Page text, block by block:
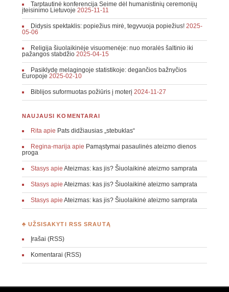
Tarptautinė konferencija Seime dėl humanistinių ceremonijų
įteisinimo Lietuvoje 2025-11-11
Didysis spektaklis: popiežius mirė, tegyvuoja popiežius! 2025-
05-06
Religija šiuolaikinėje visuomenėje: nuo moralės šaltinio iki
pažangos stabdžio 2025-04-15
Pasiklydę melagingoje statistikoje: degančios bažnyčios
Europoje 2025-02-10
Biblijos suformuotas požiūris į moterį 2024-11-27
NAUJAUSI KOMENTARAI
Ritaapie Pats didžiausias „stebuklas“
Regina-marijaapie Pamąstymai pasaulinės ateizmo dienos
proga
Stasysapie Ateizmas: kas jis? Šiuolaikinė ateizmo samprata
Stasysapie Ateizmas: kas jis? Šiuolaikinė ateizmo samprata
Stasysapie Ateizmas: kas jis? Šiuolaikinė ateizmo samprata
♣ UŽSISAKYTI RSS SRAUTĄ
Įrašai (RSS)
Komentarai (RSS)